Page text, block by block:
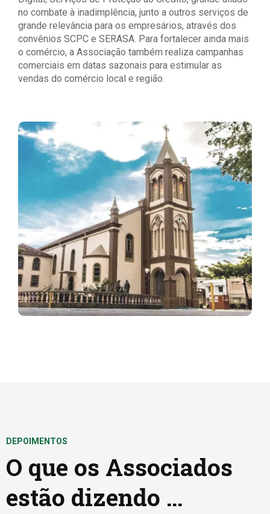
no combate à inadimplência, junto a outros serviços de
grande relevância para os empresários, através dos
convênios SCPC e SERASA. Para fortalecer ainda mais
o comércio, a Associação também realiza campanhas
comerciais em datas sazonais para estimular as
vendas do comércio local e região.
DEPOIMENTOS
O que os Associados
estão dizendo ...